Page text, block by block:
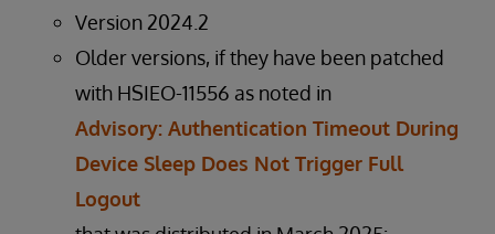
Version 2024.2
Older versions, if they have been patched
with HSIEO-11556 as noted in
Advisory: Authentication Timeout During
Device Sleep Does Not Trigger Full
Logout